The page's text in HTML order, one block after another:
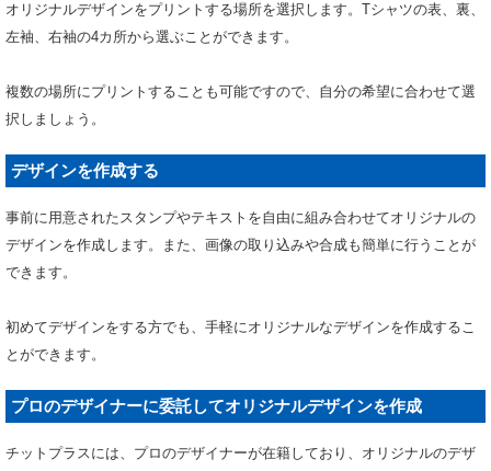
オリジナルデザインをプリントする場所を選択します。Tシャツの表、裏、
左袖、右袖の4カ所から選ぶことができます。
複数の場所にプリントすることも可能ですので、自分の希望に合わせて選
択しましょう。
デザインを作成する
事前に用意されたスタンプやテキストを自由に組み合わせてオリジナルの
デザインを作成します。また、画像の取り込みや合成も簡単に行うことが
できます。
初めてデザインをする方でも、手軽にオリジナルなデザインを作成するこ
とができます。
プロのデザイナーに委託してオリジナルデザインを作成
チットプラスには、プロのデザイナーが在籍しており、オリジナルのデザ